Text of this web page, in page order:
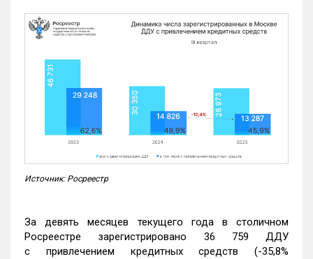
Источник: Росреестр
За девять месяцев текущего года в столичном
Росреестре зарегистрировано 36 759 ДДУ
с привлечением кредитных средств (-35,8%